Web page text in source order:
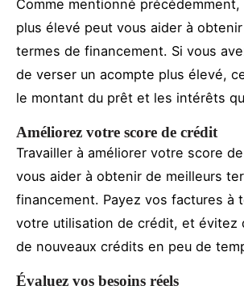
Comme mentionné précédemment,
plus élevé peut vous aider à
termes de financement. Si vous
de verser un acompte plus élevé,
le montant du prêt et les intérêts
Améliorez votre score de crédit
Travailler à améliorer votre score
vous aider à obtenir de meilleurs
financement. Payez vos factures à
votre utilisation de crédit, et évitez
de nouveaux crédits en peu de
Évaluez vos besoins réels